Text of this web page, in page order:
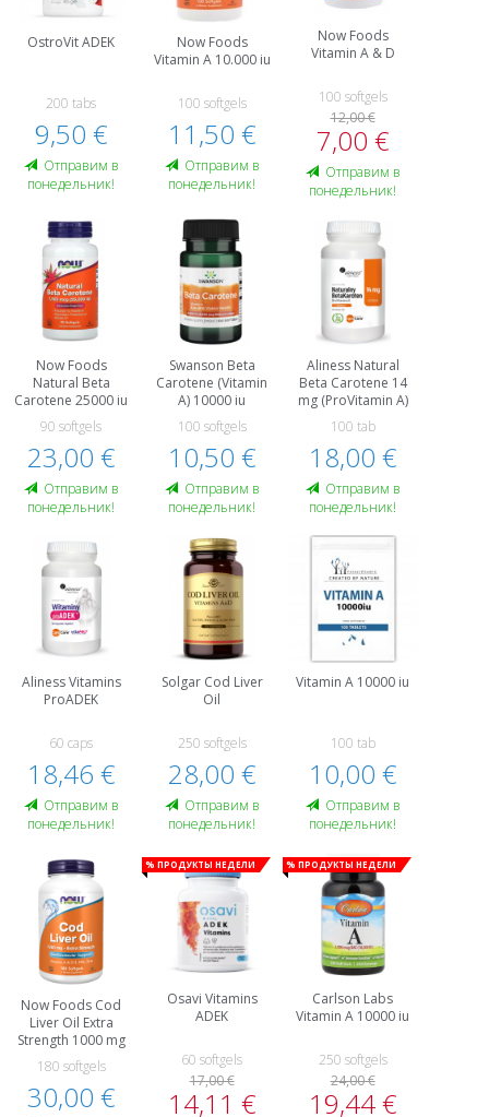
OstroVit ADEK
200 tabs
9,50 €
Oтправим в
понедельник!
Now Foods
Vitamin A 10.000 iu
100 softgels
11,50 €
Oтправим в
понедельник!
Now Foods
Vitamin A & D
100 softgels
12,00 €
7,00 €
Oтправим в
понедельник!
Now Foods
Natural Beta
Carotene 25000 iu
90 softgels
23,00 €
Oтправим в
понедельник!
Swanson Beta
Carotene (Vitamin
A) 10000 iu
100 softgels
10,50 €
Oтправим в
понедельник!
Aliness Natural
Beta Carotene 14
mg (ProVitamin A)
100 tab
18,00 €
Oтправим в
понедельник!
Aliness Vitamins
ProADEK
60 caps
18,46 €
Oтправим в
понедельник!
Solgar Cod Liver
Oil
250 softgels
28,00 €
Oтправим в
понедельник!
Vitamin A 10000 iu
100 tab
10,00 €
Oтправим в
понедельник!
Now Foods Cod
Liver Oil Extra
Strength 1000 mg
180 softgels
30,00 €
% Продукты недели
Osavi Vitamins
ADEK
60 softgels
17,00 €
14,11 €
% Продукты недели
Carlson Labs
Vitamin A 10000 iu
250 softgels
24,00 €
19,44 €